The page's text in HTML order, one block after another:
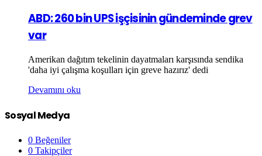
ABD: 260 bin UPS işçisinin gündeminde grev
var
Amerikan dağıtım tekelinin dayatmaları karşısında sendika
'daha iyi çalışma koşulları için greve hazırız' dedi
Devamını oku
Sosyal Medya
0 Beğeniler
0 Takipçiler